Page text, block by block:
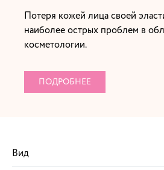
Потеря кожей лица своей
наиболее острых проблем в
косметологии.
ПОДРОБНЕЕ
Вид